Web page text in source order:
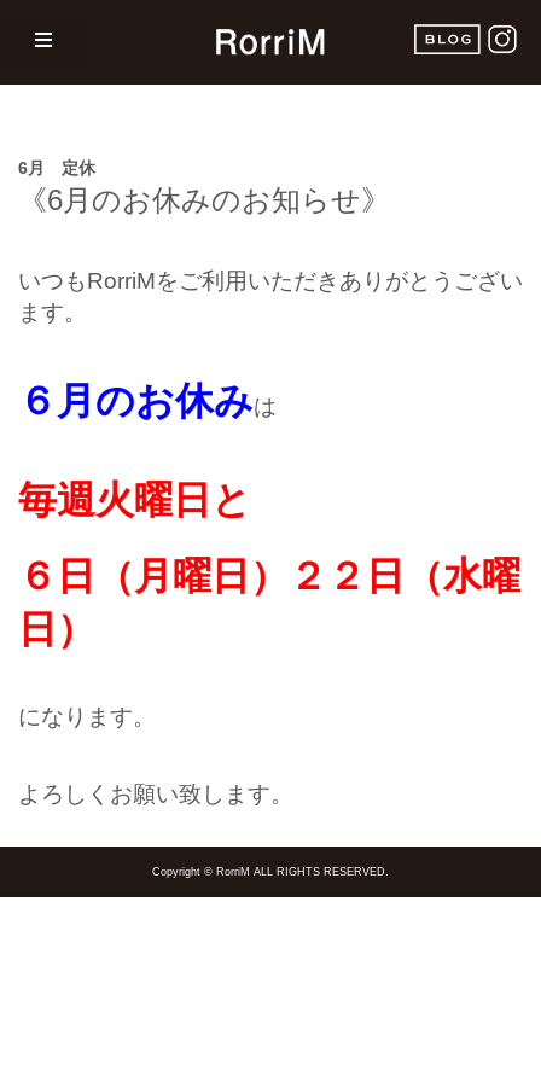
6月 定休
《6月のお休みのお知らせ》
いつもRorriMをご利用いただきありがとうござい
ます。
６月のお休みは
毎週火曜日 と
６日（月曜日）２２ 日（水曜
日）
になります。
よろしくお願い致します。
Copyright © RorriM ALL RIGHTS RESERVED.